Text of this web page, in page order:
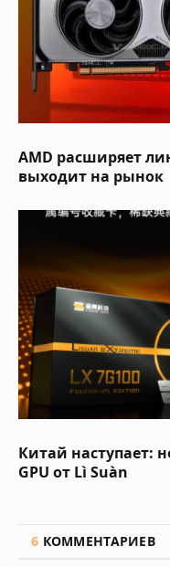
AMD расширяет
выходит на рынок
Китай наступает:
GPU от Lì Suàn
6 КОММЕНТАРИЕВ